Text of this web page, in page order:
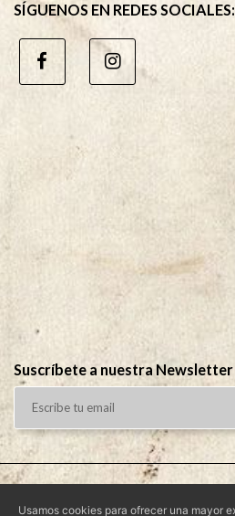
SÍGUENOS EN REDES SOCIALES:
Suscríbete a nuestra Newsletter
Usamos cookies para ofrecer una mayor